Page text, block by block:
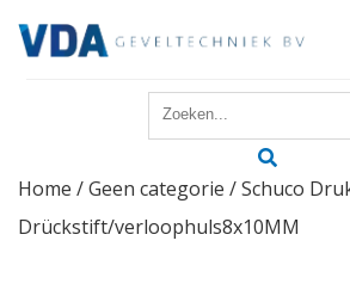
Reparatie
Home /Geen categorie / Schuco
Drückstift/verloophuls8x10MM